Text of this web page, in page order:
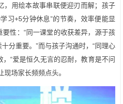
用绘本故事串联便迎刃而解；孩子
习+5分钟休息”的节奏，效率便能显
性：“同一课堂的收获差异，源于孩
分重要。”而与孩子沟通时，“同理心
，“爱是恒久无言的忍耐，教育是不问
现场家长频频点头。